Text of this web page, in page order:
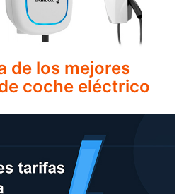
de los mejores
coche eléctrico